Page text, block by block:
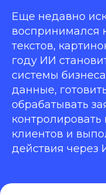
Еще недавно
воспринимался
текстов,
году ИИ
системы
данные,
обрабатывать
клиентов и
действия через